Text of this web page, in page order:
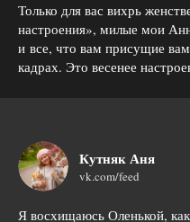
Только для вас вихрь
настроения», милые мои
и все, что вам присущие
кадрах. Это весенее
Кутняк Аня
vk.com/feed
Я восхищаюсь Оленькой,